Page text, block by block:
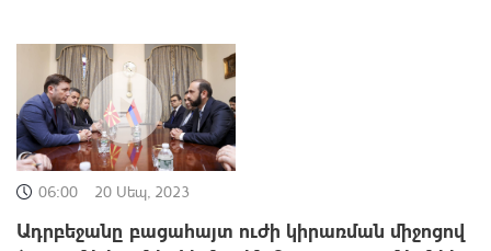
06:00 20 Սեպ, 2023
Ադրբեջանը բացահայտ ուժի կիրառման միջոցով